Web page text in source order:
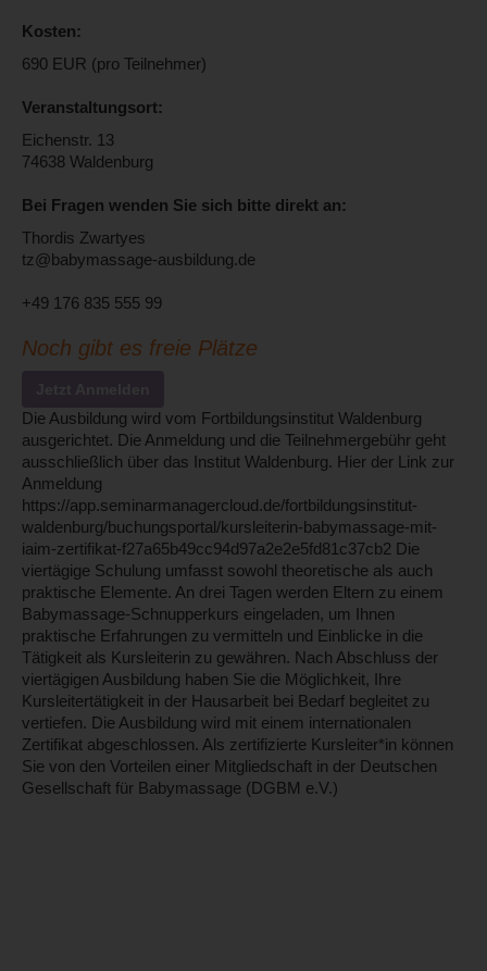
Kosten:
690 EUR (pro Teilnehmer)
Veranstaltungsort:
Eichenstr. 13
74638 Waldenburg
Bei Fragen wenden Sie sich bitte direkt an:
Thordis Zwartyes
tz@babymassage-ausbildung.de
+49 176 835 555 99
Noch gibt es freie Plätze
Die Ausbildung wird vom Fortbildungsinstitut Waldenburg
ausgerichtet. Die Anmeldung und die Teilnehmergebühr geht
ausschließlich über das Institut Waldenburg. Hier der Link zur
Anmeldung
https://app.seminarmanagercloud.de/fortbildungsinstitut-
waldenburg/buchungsportal/kursleiterin-babymassage-mit-
iaim-zertifikat-f27a65b49cc94d97a2e2e5fd81c37cb2 Die
viertägige Schulung umfasst sowohl theoretische als auch
praktische Elemente. An drei Tagen werden Eltern zu einem
Babymassage-Schnupperkurs eingeladen, um Ihnen
praktische Erfahrungen zu vermitteln und Einblicke in die
Tätigkeit als Kursleiterin zu gewähren. Nach Abschluss der
viertägigen Ausbildung haben Sie die Möglichkeit, Ihre
Kursleitertätigkeit in der Hausarbeit bei Bedarf begleitet zu
vertiefen. Die Ausbildung wird mit einem internationalen
Zertifikat abgeschlossen. Als zertifizierte Kursleiter*in können
Sie von den Vorteilen einer Mitgliedschaft in der Deutschen
Gesellschaft für Babymassage (DGBM e.V.)